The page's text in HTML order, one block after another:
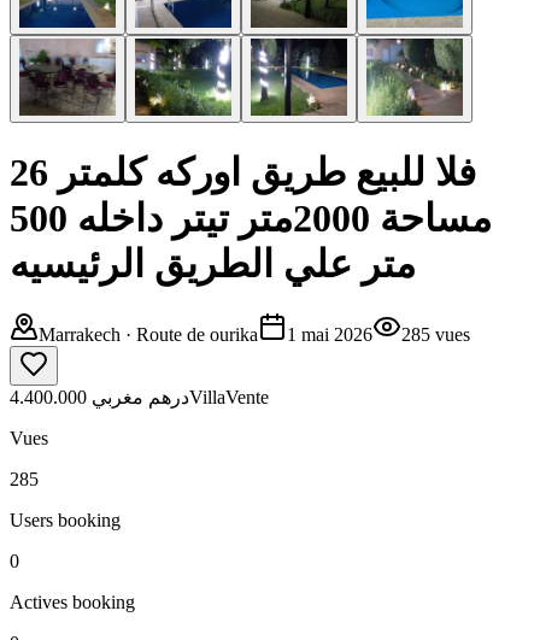
فلا للبيع طريق اوركه كلمتر 26
مساحة 2000متر تيتر داخله 500
متر علي الطريق الرئيسيه
Marrakech · Route de ourika 1 mai 2026 285 vues
4.400.000 درهم مغربيVillaVente
Vues
285
Users booking
0
Actives booking